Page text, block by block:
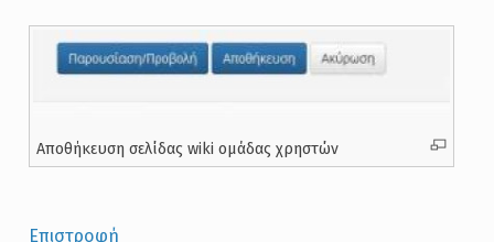
Αποθήκευση σελίδας wiki ομάδας χρηστών
Επιστροφή